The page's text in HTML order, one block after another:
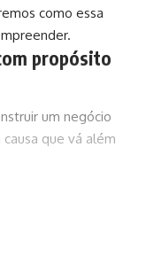
como essa
propósito
um negócio
que vá além